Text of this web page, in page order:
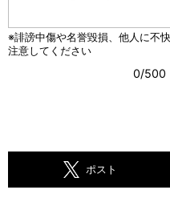
ポスト